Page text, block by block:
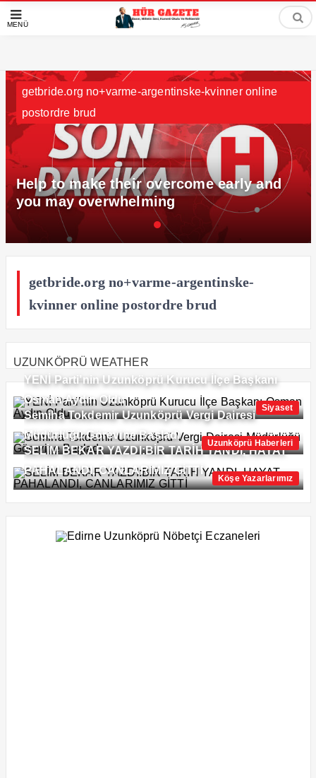
MENÜ
getbride.org no+varme-argentinske-kvinner online
postordre brud
Help to make their overcome early and
you may overwhelming
getbride.org no+varme-argentinske-
kvinner online postordre brud
UZUNKÖPRÜ WEATHER
Siyaset
YENİ Parti’nin Uzunköprü Kurucu İlçe Başkanı
Osman Aydın Oldu
Uzunköprü Haberleri
Semiha Tokdemir Uzunköprü Vergi Dairesi
Müdürlüğü Görevine Başladı
Köşe Yazarlarımız
SELİM BEKAR YAZDI:BİR TARİH YANDI, HAYAT
PAHALANDI, CANLARIMIZ GİTTİ